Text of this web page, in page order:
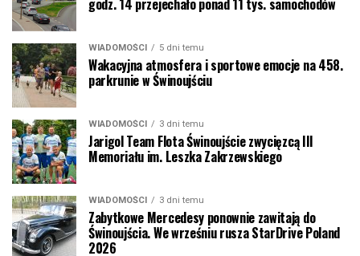
WIADOMOŚCI 5 dni temu
Wakacyjna atmosfera i sportowe emocje na 458.
parkrunie w Świnoujściu
WIADOMOŚCI 3 dni temu
Jarigol Team Flota Świnoujście zwycięzcą III
Memoriału im. Leszka Zakrzewskiego
WIADOMOŚCI 3 dni temu
Zabytkowe Mercedesy ponownie zawitają do
Świnoujścia. We wrześniu rusza StarDrive Poland
2026